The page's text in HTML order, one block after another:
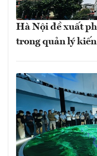
Hà Nội đề xuất
trong quản lý